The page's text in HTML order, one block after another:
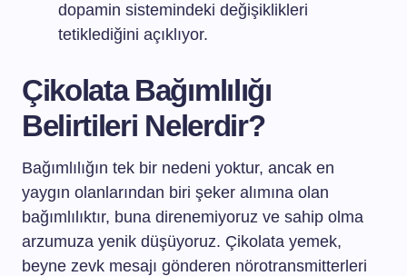
dopamin sistemindeki değişiklikleri
tetiklediğini açıklıyor.
Çikolata Bağımlılığı
Belirtileri Nelerdir?
Bağımlılığın tek bir nedeni yoktur, ancak en
yaygın olanlarından biri şeker alımına olan
bağımlılıktır, buna direnemiyoruz ve sahip olma
arzumuza yenik düşüyoruz. Çikolata yemek,
beyne zevk mesajı gönderen nörotransmitterleri